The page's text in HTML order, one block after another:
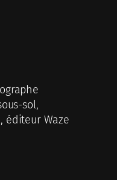
sol,
éditeur Waze